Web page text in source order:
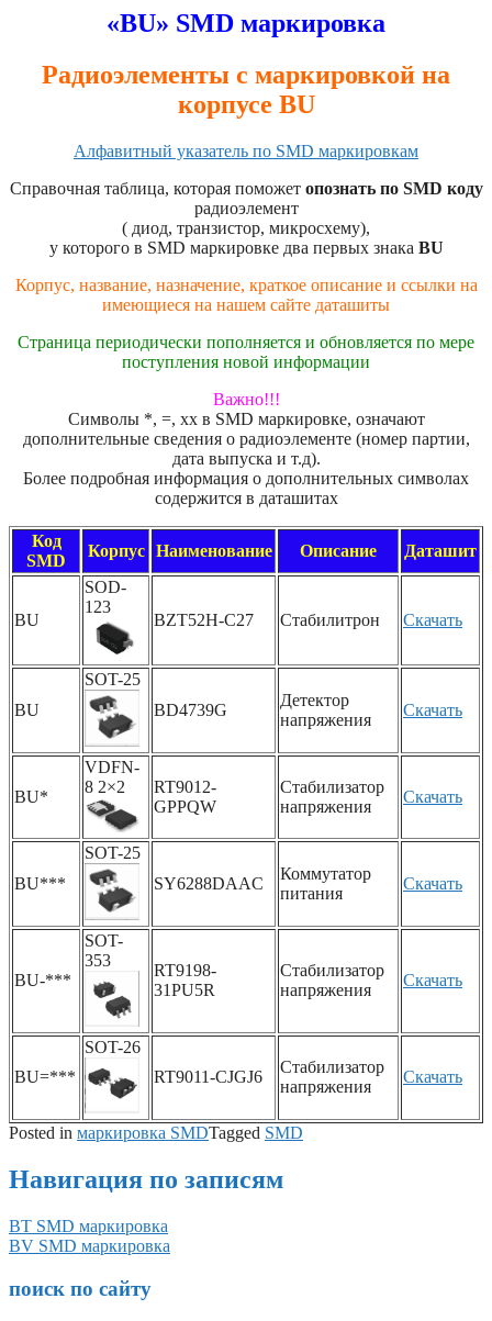
«BU» SMD маркировка
Радиоэлементы с маркировкой на
корпусе BU
Алфавитный указатель по SMD маркировкам
Справочная таблица, которая поможет опознать по SMD коду
радиоэлемент
( диод, транзистор, микросхему),
у которого в SMD маркировке два первых знака BU
Корпус, название, назначение, краткое описание и ссылки на
имеющиеся на нашем сайте даташиты
Страница периодически пополняется и обновляется по мере
поступления новой информации
Важно!!!
Символы *, =, xx в SMD маркировке, означают
дополнительные сведения о радиоэлементе (номер партии,
дата выпуска и т.д).
Более подробная информация о дополнительных символах
содержится в даташитах
Код
SMD
Корпус Наименование Описание Даташит
BU
SOD-
123
BZT52H-C27 Стабилитрон Скачать
BU
SOT-25
BD4739G
Детектор
напряжения
Скачать
BU*
VDFN-
8 2×2
RT9012-
GPPQW
Стабилизатор
напряжения
Скачать
BU***
SOT-25
SY6288DAAC
Коммутатор
питания
Скачать
BU-***
SOT-
353
RT9198-
31PU5R
Стабилизатор
напряжения
Скачать
BU=***
SOT-26
RT9011-CJGJ6
Стабилизатор
напряжения
Скачать
Posted in маркировка SMDTagged SMD
Навигация по записям
BT SMD маркировка
BV SMD маркировка
поиск по сайту